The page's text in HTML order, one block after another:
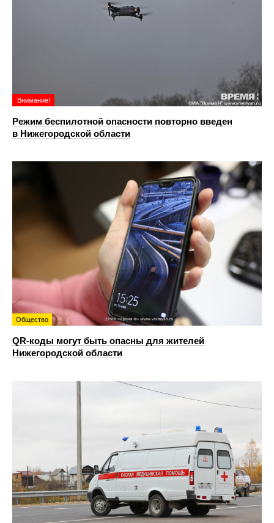
Внимание!
Режим беспилотной опасности повторно введен
в Нижегородской области
Общество
QR-коды могут быть опасны для жителей
Нижегородской области